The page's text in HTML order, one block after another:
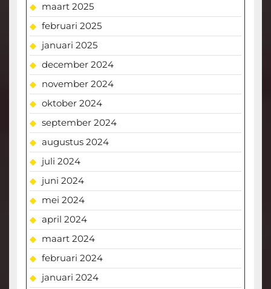
maart 2025
februari 2025
januari 2025
december 2024
november 2024
oktober 2024
september 2024
augustus 2024
juli 2024
juni 2024
mei 2024
april 2024
maart 2024
februari 2024
januari 2024